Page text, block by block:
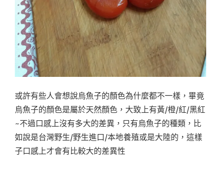
或許有些人會想說烏魚子的顏色為什麼都不一樣，畢竟
烏魚子的顏色是屬於天然顏色，大致上有黃/橙/紅/黑紅
~不過口感上沒有多大的差異，只有烏魚子的種類，比
如說是台灣野生/野生進口/本地養殖或是大陸的，這樣
子口感上才會有比較大的差異性